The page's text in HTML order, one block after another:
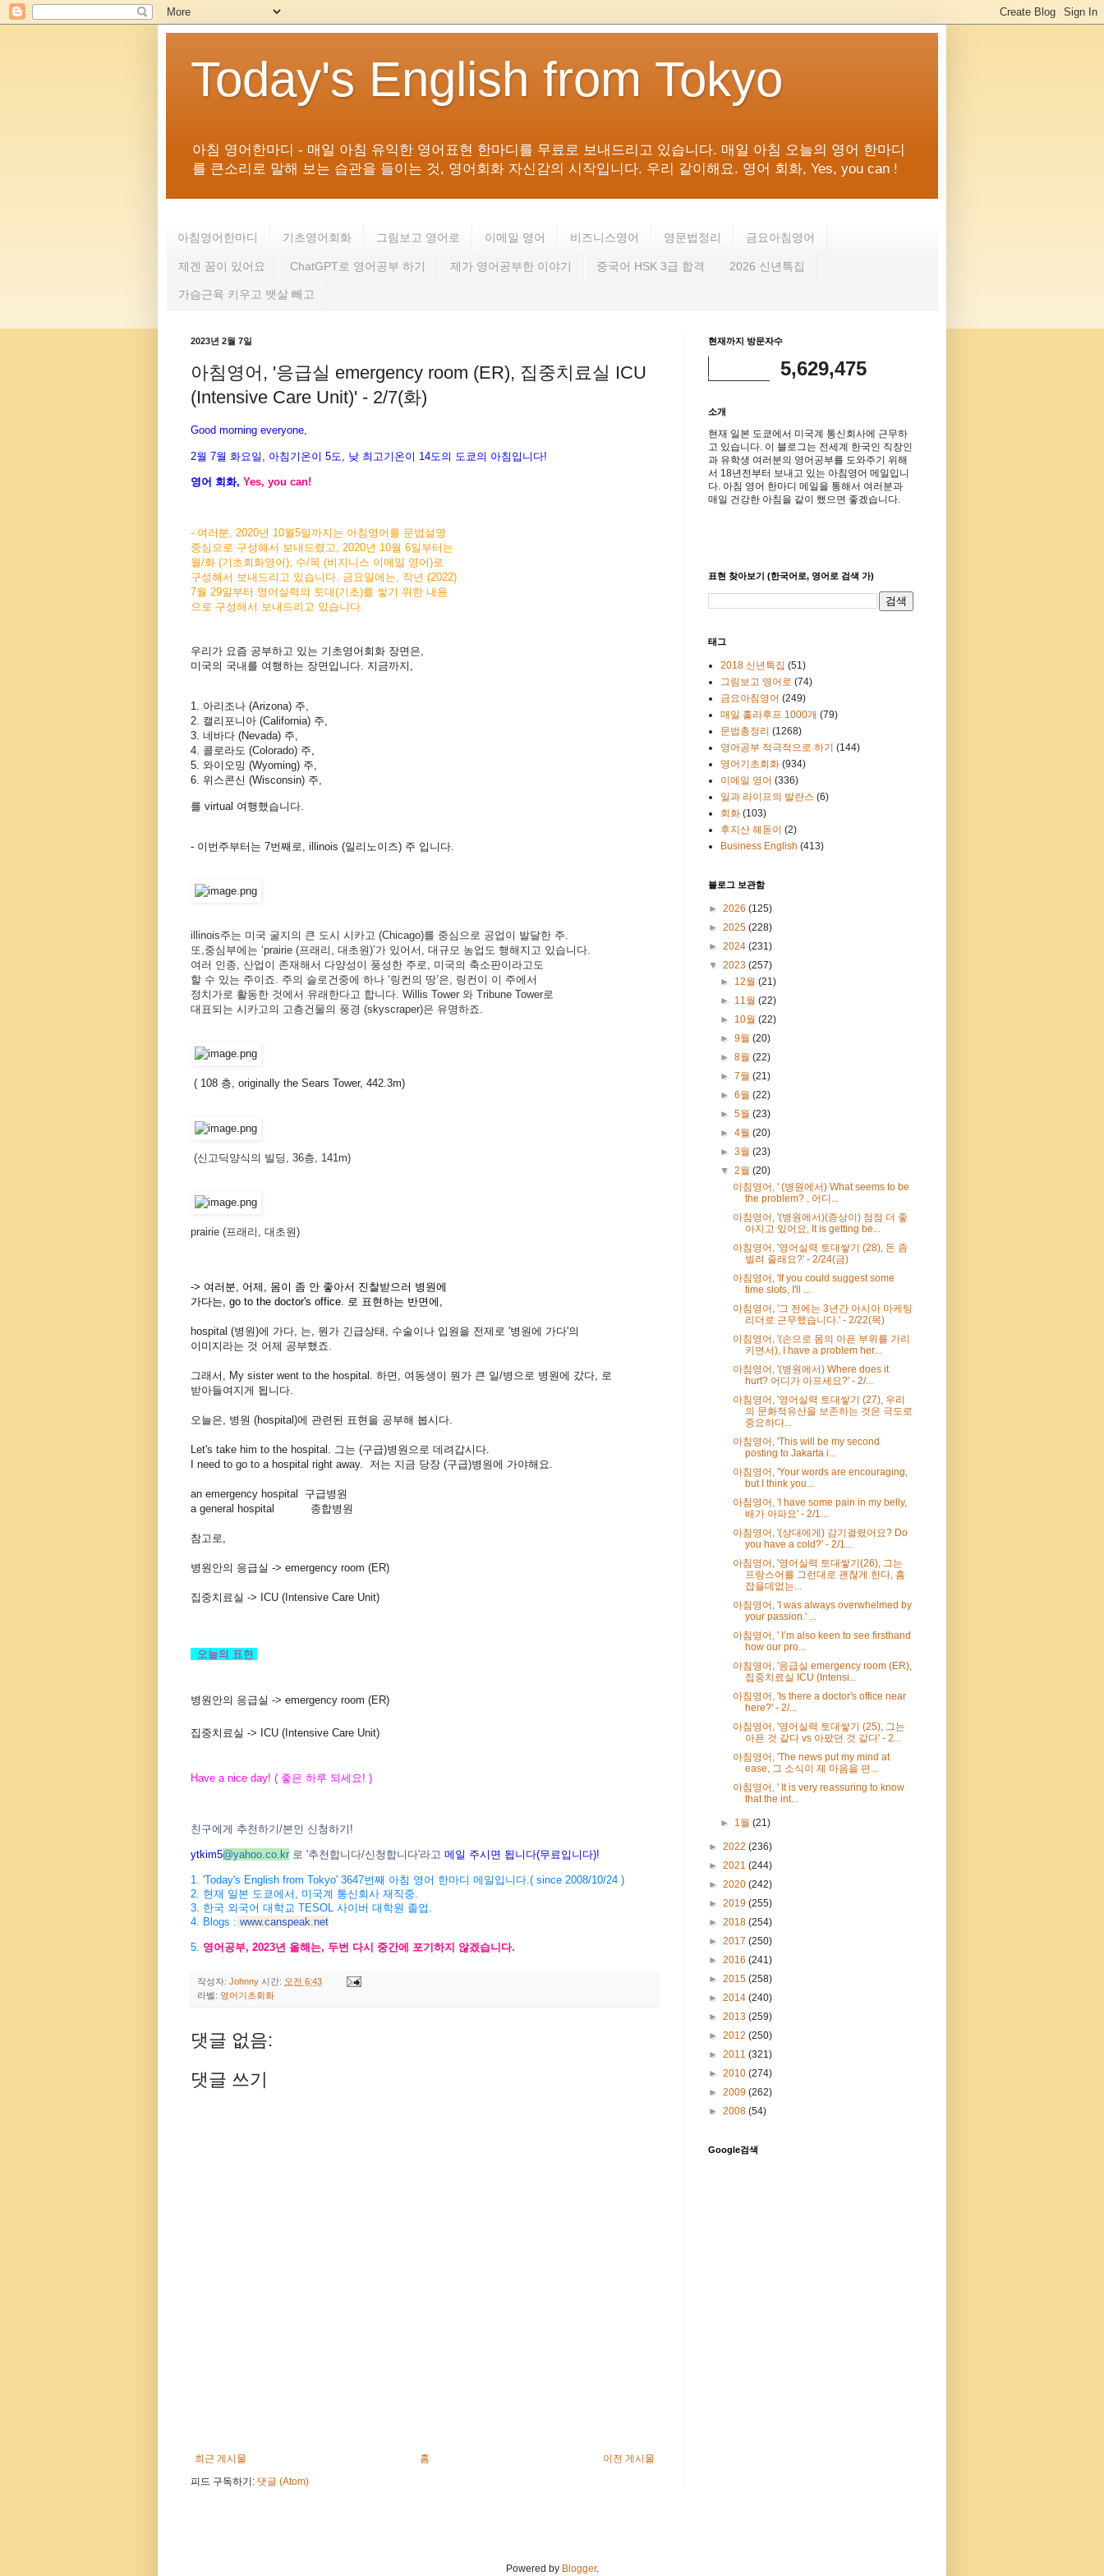
Today's English from Tokyo
아침 영어한마디 - 매일 아침 유익한 영어표현 한마디를 무료로 보내드리고 있습니다. 매일 아침 오늘의 영어 한마디
를 큰소리로 말해 보는 습관을 들이는 것, 영어회화 자신감의 시작입니다. 우리 같이해요. 영어 회화, Yes, you can !
아침영어한마디 기초영어회화 그림보고 영어로 이메일 영어 비즈니스영어 영문법정리 금요아침영어
제겐 꿈이 있어요 ChatGPT로 영어공부 하기 제가 영어공부한 이야기 중국어 HSK 3급 합격 2026 신년특집
가슴근육 키우고 뱃살 빼고
2023년 2월 7일
아침영어, '응급실 emergency room (ER), 집중치료실 ICU
(Intensive Care Unit)' - 2/7(화)
Good morning everyone,
2월 7월 화요일 아침기온이 5도 낮 최고기온이 14도의 도쿄 의 아침입니다!
영어 회화, Yes, you can!
- 여러분, 2020년 10월5일까지는 아침영어를 문법설명
중심으로 구성해서 보내드렸고, 2020년 10월 6일부터는
월/화 (기초회화영어), 수/목 (비지니스 이메일 영어)로
구성해서 보내드리고 있습니다. 금요일에는, 작년 (2022)
7월 29일부터 영어실력의 토대(기초)를 쌓기 위한 내용
으로 구성해서 보내드리고 있습니다.
우리가 요즘 공부하고 있는 기초영어회화 장면은,
미국의 국내를 여행하는 장면입니다. 지금까지,
1. 아리조나 (Arizona) 주,
2. 캘리포니아 (California) 주,
3. 네바다 (Nevada) 주,
4. 콜로라도 (Colorado) 주,
5. 와이오밍 (Wyoming) 주,
6. 위스콘신 (Wisconsin) 주,
를 virtual 여행했습니다.
- 이번주부터는 7번째로, illinois (일리노이즈) 주 입니다.
illinois주는 미국 굴지의 큰 도시 시카고 (Chicago)를 중심으로 공업이 발달한 주.
또,중심부에는 ‘prairie (프래리 , 대초원)’가 있어서 , 대규모 농업도 행해지고 있습니다.
여러 인종, 산업이 존재해서 다양성이 풍성한 주로, 미 국의 축소판이라고도
할 수 있는 주이죠. 주의 슬로건중에 하나 ‘링컨의 땅’은, 링컨이 이 주에서
정치가로 활동한 것에서 유래한다고 합니다. Willis Tower 와 Tribune Tower로
대표되는 시카고의 고층건물의 풍경 (skyscraper)은 유명하죠.
( 108 층, originally the Sears Tower, 442.3m)
(신고딕양식의 빌딩 , 36층 , 141m)
prairie (프래리 , 대초원)
-> 여러분, 어제, 몸이 좀 안 좋아서 진찰받으러 병원에
가다는, go to the doctor's office. 로 표현하는 반면에,
hospital (병원)에 가다, 는, 뭔가 긴급상태, 수술이나 입원을 전제로 '병원에 가다'의
이미지라는 것 어제 공부했죠.
그래서, My sister went to the hospital. 하면, 여동생이 뭔가 큰 일/병으로 병원에 갔다, 로
받아들여지게 됩니다.
오늘은, 병원 (hospital)에 관련된 표현을 공부해 봅시다.
Let's take him to the hospital. 그는 (구급)병원으로 데려갑시다.
I need to go to a hospital right away. 저는 지금 당장 (구급)병원에 가야해요.
an emergency hospital 구급병원
a general hospital 종합병원
참고로,
병원안의 응급실 -> emergency room (ER)
집중치료실 -> ICU (Intensive Care Unit)
오늘의 표현
병원안의 응급실 -> emergency room (ER)
집중치료실 -> ICU (Intensive Care Unit)
Have a nice day! ( 좋은 하루 되세요 ! )
친구에게 추천하기/본인 신청하기 !
ytkim5@yahoo.co.kr 로 '추천합니다/신청 합니다'라고 메일 주시면 됩니다(무료입니다)!
1. 'Today's English from Tokyo' 3647번째 아침 영어 한마디 메일입니다.( since 2008/10/24 )
2. 현재 일본 도쿄에서 , 미국계 통신회사 재직중.
3. 한국 외국어 대학교 TESOL 사이버 대학원 졸업 .
4. Blogs : www.canspeak.net
5. 영어공부, 2023년 올해는, 두번 다시 중간에 포기하지 않겠습니다.
작성자: Johnny 시간: 오전 6:43
라벨: 영어기초회화
댓글 없음:
댓글 쓰기
최근 게시물 이전 게시물
홈
피드 구독하기: 댓글 (Atom)
현재까지 방문자수
5,629,475
소개
현재 일본 도쿄에서 미국계 통신회사에 근무하
고 있습니다. 이 블로그는 전세계 한국인 직장인
과 유학생 여러분의 영어공부를 도와주기 위해
서 18년전부터 보내고 있는 아침영어 메일입니
다. 아침 영어 한마디 메일을 통해서 여러분과
매일 건강한 아침을 같이 했으면 좋겠습니다.
표현 찾아보기 (한국어로, 영어로 검색 가)
태그
2018 신년특집 (51)
그림보고 영어로 (74)
금요아침영어 (249)
매일 훌라후프 1000개 (79)
문법총정리 (1268)
영어공부 적극적으로 하기 (144)
영어기초회화 (934)
이메일 영어 (336)
일과 라이프의 발란스 (6)
회화 (103)
후지산 해돋이 (2)
Business English (413)
블로그 보관함
► 2026 (125)
► 2025 (228)
► 2024 (231)
▼ 2023 (257)
► 12월(21)
► 11월(22)
► 10월(22)
►9월(20)
►8월(22)
►7월(21)
►6월(22)
►5월(23)
►4월(20)
►3월(23)
▼2월(20)
아침영어, ' (병원에서) What seems to be
the problem? , 어디...
아침영어, '(병원에서)(증상이) 점점 더 좋
아지고 있어요, It is getting be...
아침영어, '영어실력 토대쌓기 (28), 돈 좀
빌려 줄래요?' - 2/24(금)
아침영어, 'If you could suggest some
time slots, I'll ...
아침영어, '그 전에는 3년간 아시아 마케팅
리더로 근무했습니다.' - 2/22(목)
아침영어, '(손으로 몸의 아픈 부위를 가리
키면서), I have a problem her...
아침영어, '(병원에서) Where does it
hurt? 어디가 아프세요?' - 2/...
아침영어, '영어실력 토대쌓기 (27), 우리
의 문화적유산을 보존하는 것은 극도로
중요하다...
아침영어, 'This will be my second
posting to Jakarta i...
아침영어, 'Your words are encouraging,
but I think you...
아침영어, 'I have some pain in my belly,
배가 아파요' - 2/1...
아침영어, '(상대에게) 감기걸렸어요? Do
you have a cold?' - 2/1...
아침영어, '영어실력 토대쌓기(26), 그는
프랑스어를 그런대로 괜찮게 한다, 흠
잡을데없는...
아침영어, 'I was always overwhelmed by
your passion.' ...
아침영어, ' I’m also keen to see firsthand
how our pro...
아침영어, '응급실 emergency room (ER),
집중치료실 ICU (Intensi...
아침영어, 'Is there a doctor's office near
here?' - 2/...
아침영어, '영어실력 토대쌓기 (25), 그는
아픈 것 같다 vs 아팠던 것 같다' - 2...
아침영어, 'The news put my mind at
ease, 그 소식이 제 마음을 편...
아침영어, ' It is very reassuring to know
that the int...
► 1월(21)
► 2022 (236)
► 2021 (244)
► 2020 (242)
► 2019 (255)
► 2018 (254)
► 2017 (250)
► 2016 (241)
► 2015 (258)
► 2014 (240)
► 2013 (259)
► 2012 (250)
► 2011 (321)
► 2010 (274)
► 2009 (262)
► 2008 (54)
Google검색
Powered by Blogger.